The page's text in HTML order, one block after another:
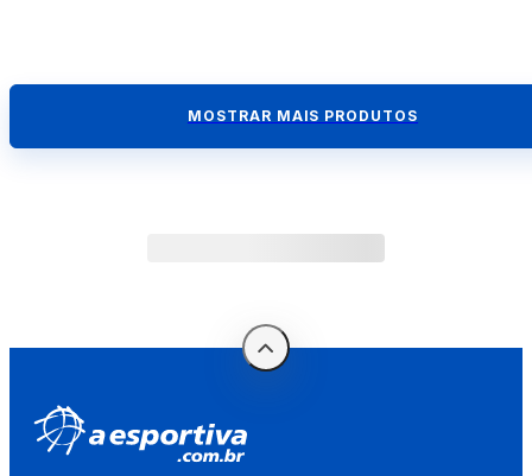
MOSTRAR MAIS PRODUTOS